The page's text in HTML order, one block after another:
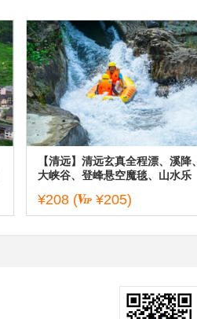
【清远】清远玄真全程漂、溪降、
大峡谷、登峰悬空魔毯、山水乐
¥208 ( ¥205)